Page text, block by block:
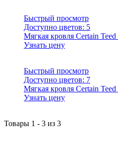
Быстрый просмотр
Доступно цветов: 5
Мягкая кровля Certain
Узнать цену
Быстрый просмотр
Доступно цветов: 7
Мягкая кровля Certain
Узнать цену
Товары 1 - 3 из 3